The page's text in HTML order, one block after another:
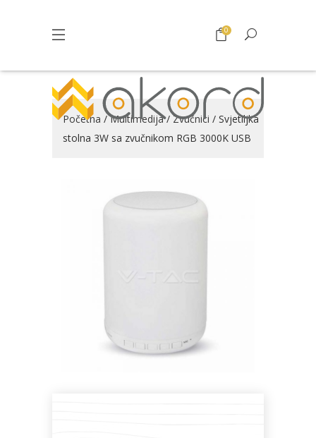
0
Početna /Multimedija/Zvučnici / Svjetiljka
stolna 3W sa zvučnikom RGB 3000K USB